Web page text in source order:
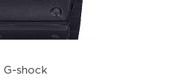
G-shock